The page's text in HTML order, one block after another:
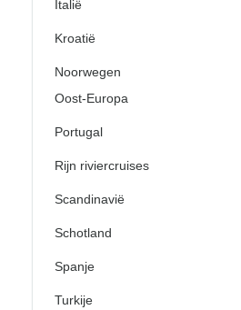
Italië
Kroatië
Noorwegen
Oost-Europa
Portugal
Rijn riviercruises
Scandinavië
Schotland
Spanje
Turkije